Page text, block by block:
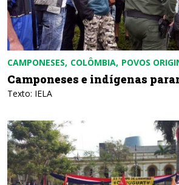
CAMPONESES COLÔMBIA POVOS
Camponeses e indígenas
Texto: IELA